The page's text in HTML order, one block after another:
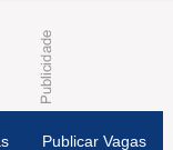
Publicar Vagas